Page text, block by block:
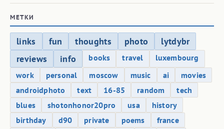
МЕТКИ
links fun thoughts photo
lytdybr
reviews
info books travel
luxembourg
work
personal moscow music ai
movies
androidphoto
text 16-85 random
tech
blues
shotonhonor20pro usa
history
birthday
d90 private poems
france